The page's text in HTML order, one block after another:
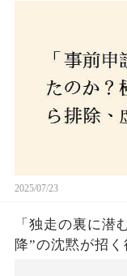
2025/07/23
「独走の裏に潜
降”の沈黙が招